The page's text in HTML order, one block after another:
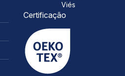
Viés
Certificação